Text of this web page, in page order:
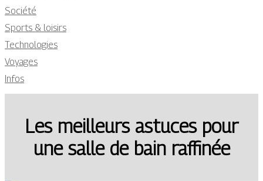
Société
Sports & loisirs
Technologies
Voyages
Infos
Les meilleurs astuces pour
une salle de bain raffinée